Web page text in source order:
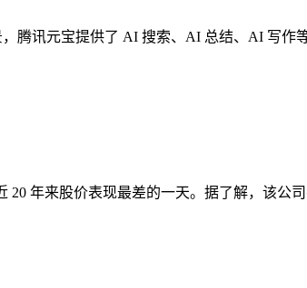
腾讯元宝提供了 AI 搜索、AI 总结、AI 写作
20 年来股价表现最差的一天。据了解，该